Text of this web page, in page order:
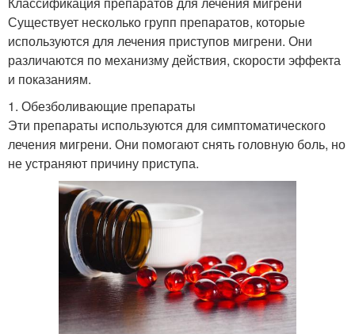
Существует несколько групп препаратов, которые
используются для лечения приступов мигрени. Они
различаются по механизму действия, скорости эффекта
и показаниям.
1. Обезболивающие препараты
Эти препараты используются для симптоматического
лечения мигрени. Они помогают снять головную боль, но
не устраняют причину приступа.